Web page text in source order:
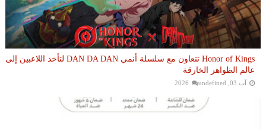
Honor of Kings تتعاون مع سلسلة أنمي DAN DA DAN لتأخذ اللاعبين إلى
عالم الظواهر الخارقة
آب 03, 2026 undefined